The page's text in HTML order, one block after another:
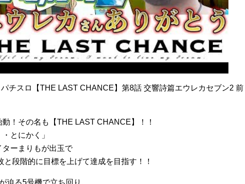
パチスロ【THE LAST CHANCE】第8話 交響詩篇エウレカセブン2 前
！その名も【THE LAST CHANCE】！！
とにかく」
ーまりもが出玉で
段階的に目標を上げて達成を目指す！！
迫る5号機で立ち回り、